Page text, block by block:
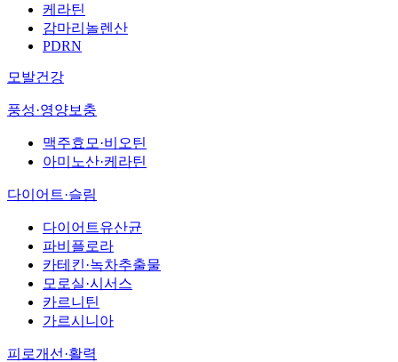
케라틴
감마리놀렌산
PDRN
모발건강
풍성·영양보충
맥주효모·비오틴
아미노산·케라틴
다이어트·슬림
다이어트유산균
파비플로라
카테킨·녹차추출물
모로실·시서스
카르니틴
가르시니아
피로개선·활력